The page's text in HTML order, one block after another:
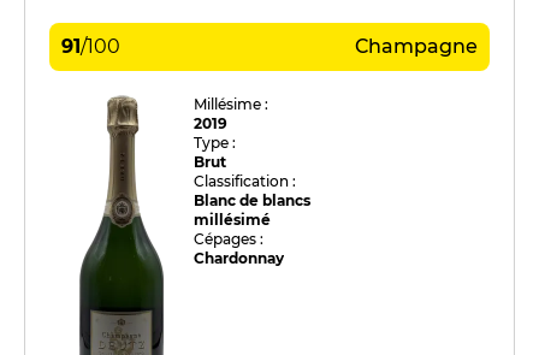
91/100 Champagne
Millésime :
2019
Type :
Brut
Classification :
Blanc de blancs
millésimé
Cépages :
Chardonnay